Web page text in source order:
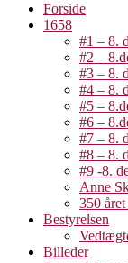
Forside
1658
#1 – 8.
#2 –
#3 – 8.
#4 – 8.
#5 –
#6 –
#7 – 8.
#8 – 8.
#9 -8.
Anne
350
Bestyrelsen
Billeder